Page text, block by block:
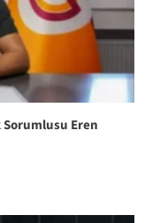
Sorumlusu Eren